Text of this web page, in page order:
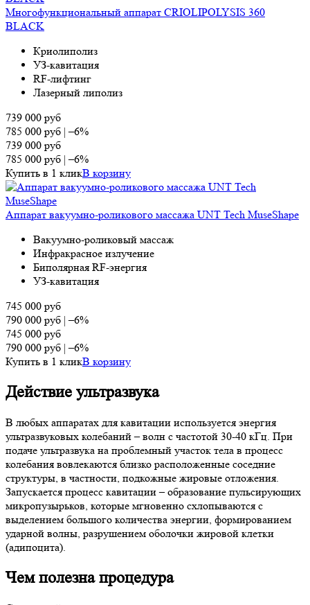
Многофункциональный аппарат CRIOLIPOLYSIS 360
BLAСK
Криолиполиз
УЗ-кавитация
RF-лифтинг
Лазерный липолиз
739 000 руб
785 000 руб |–6%
739 000 руб
785 000 руб |–6%
Купить в 1 кликВ корзину
Аппарат вакуумно-роликового массажа UNT Tech MuseShape
Вакуумно-роликовый массаж
Инфракрасное излучение
Биполярная RF-энергия
УЗ-кавитация
745 000 руб
790 000 руб |–6%
745 000 руб
790 000 руб |–6%
Купить в 1 кликВ корзину
Действие ультразвука
В любых аппаратах для кавитации используется энергия
ультразвуковых колебаний – волн с частотой 30-40 кГц. При
подаче ультразвука на проблемный участок тела в процесс
колебания вовлекаются близко расположенные соседние
структуры, в частности, подкожные жировые отложения.
Запускается процесс кавитации – образование пульсирующих
микропузырьков, которые мгновенно схлопываются с
выделением большого количества энергии, формированием
ударной волны, разрушением оболочки жировой клетки
(адипоцита).
Чем полезна процедура